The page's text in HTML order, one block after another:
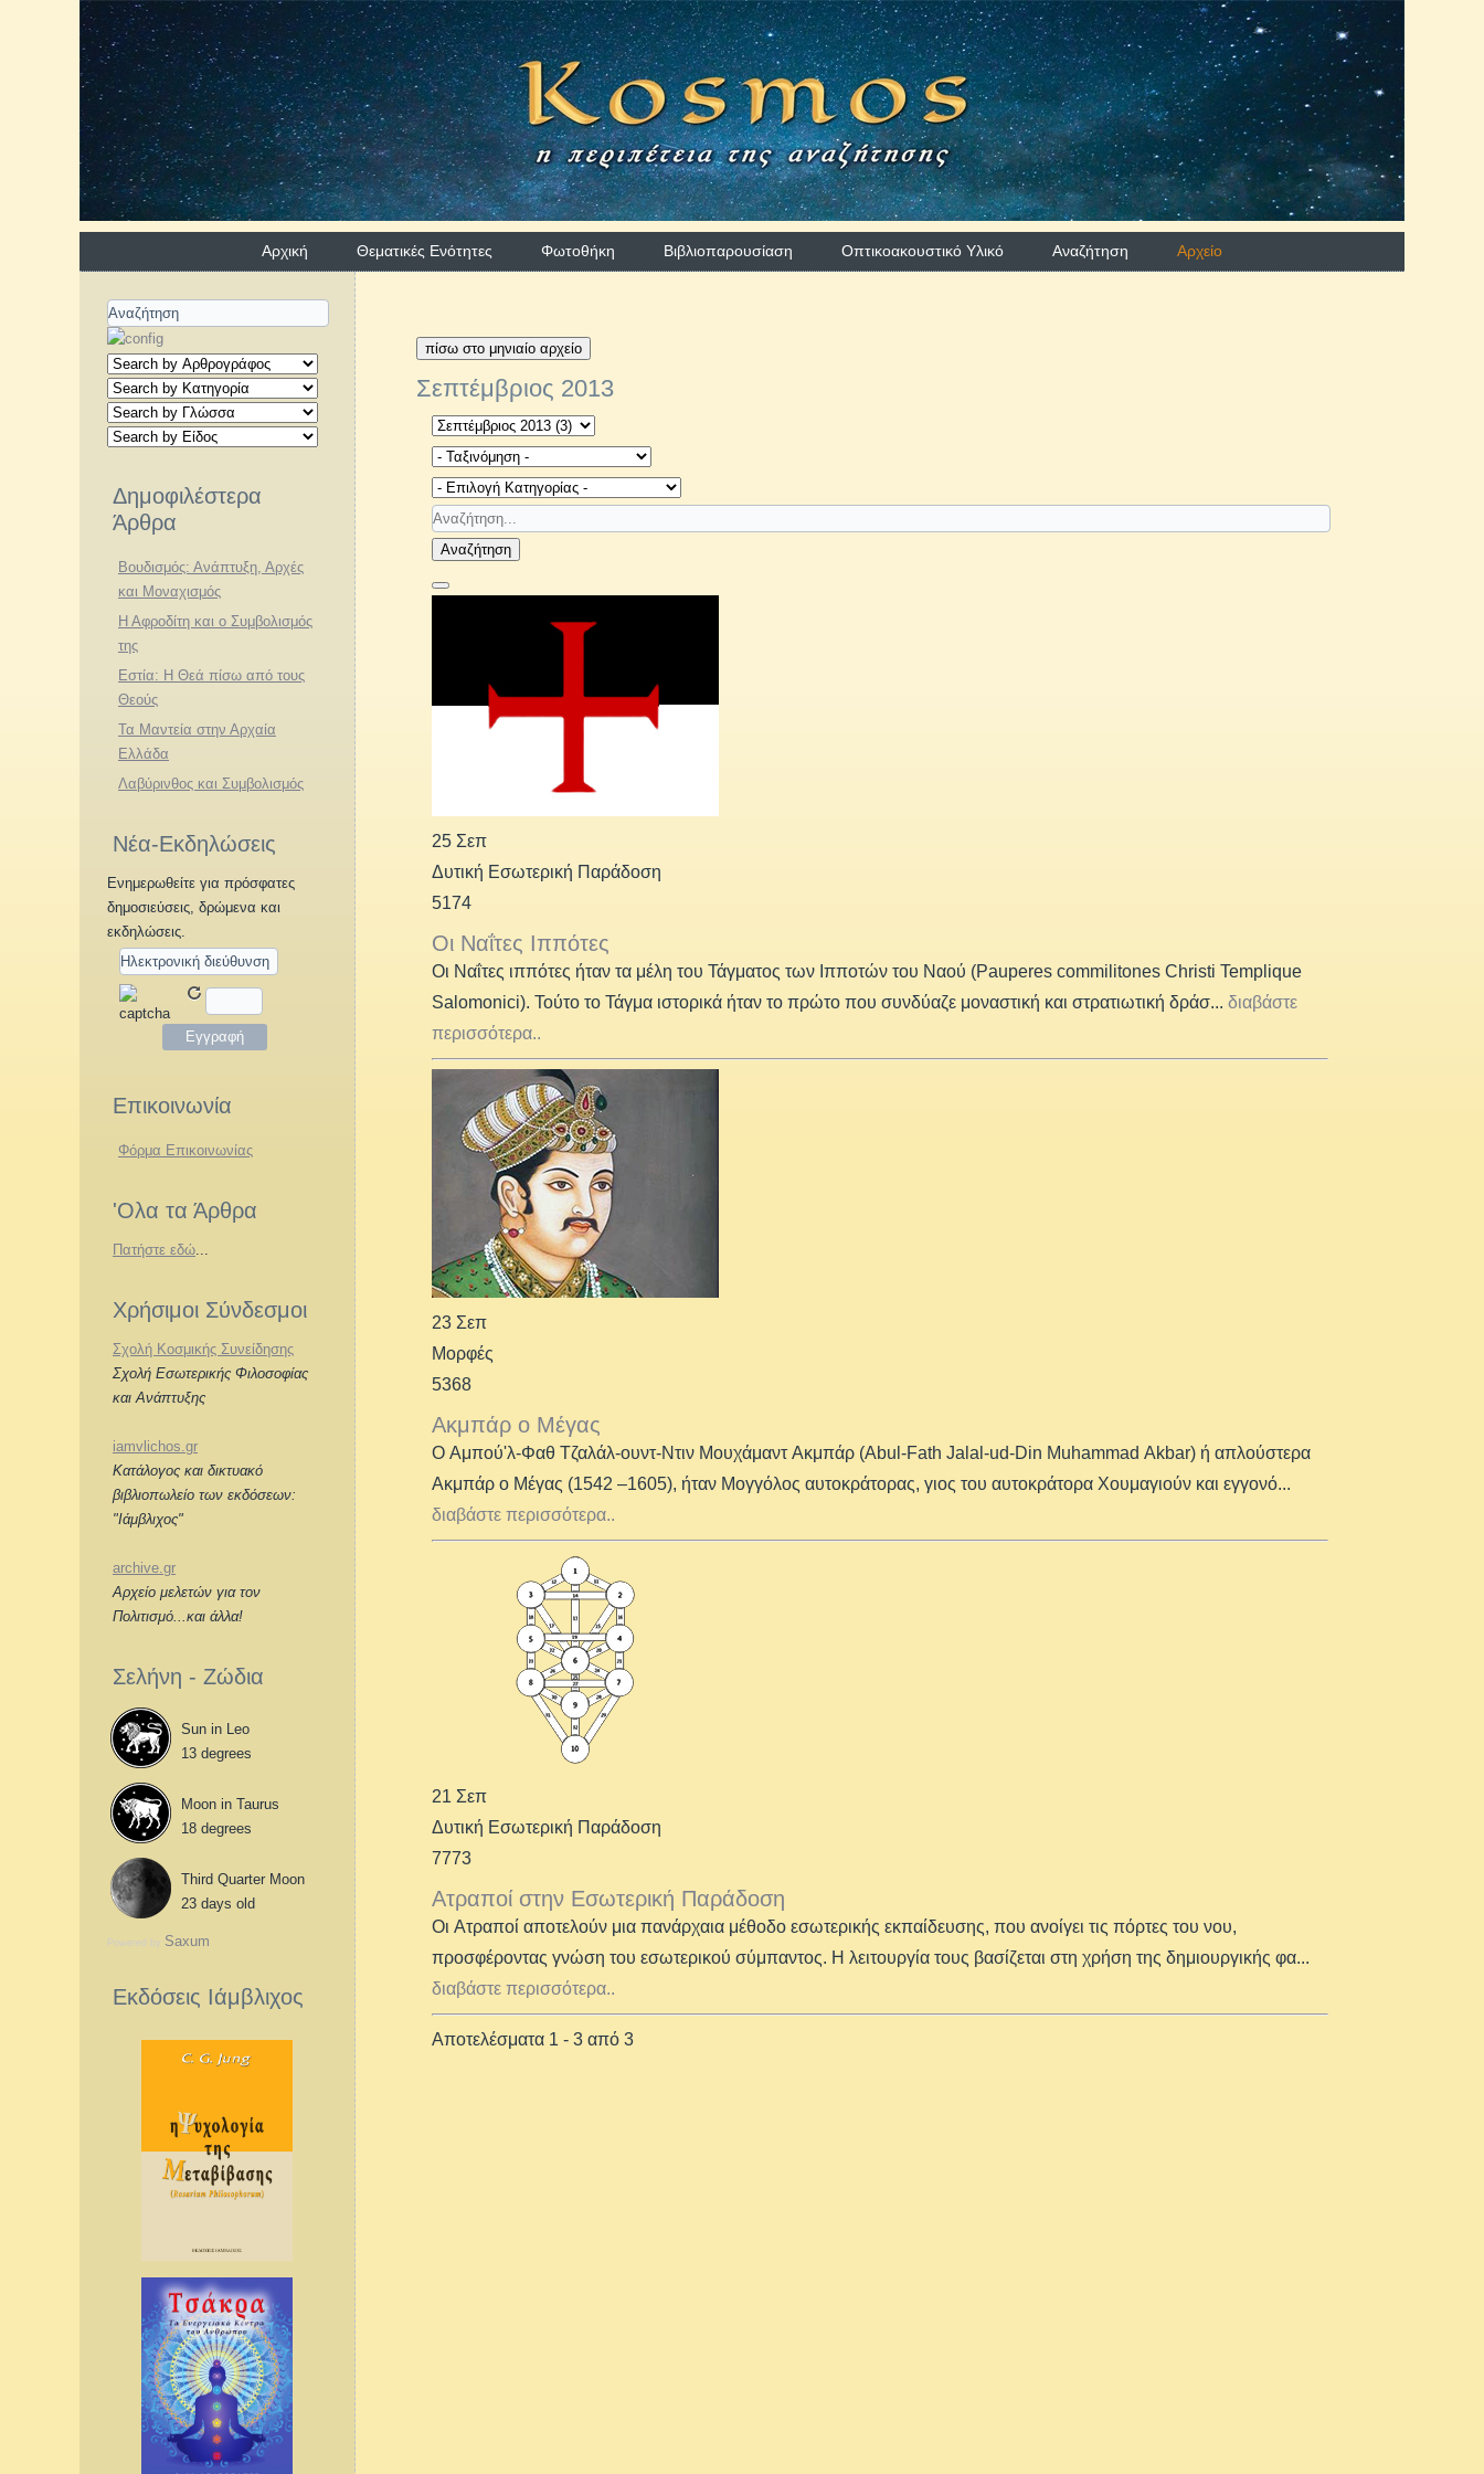
Αρχική Θεματικές Ενότητες Φωτοθήκη Βιβλιοπαρουσίαση Οπτικοακουστικό Υλικό Αναζήτηση Aρχείο
Δημοφιλέστερα
Άρθρα
Βουδισμός: Ανάπτυξη, Αρχές
και Μοναχισμός
Η Αφροδίτη και ο Συμβολισμός
της
Εστία: Η Θεά πίσω από τους
Θεούς
Τα Μαντεία στην Αρχαία
Ελλάδα
Λαβύρινθος και Συμβολισμός
Νέα-Εκδηλώσεις
Ενημερωθείτε για πρόσφατες
δημοσιεύσεις, δρώμενα και
εκδηλώσεις.
Επικοινωνία
Φόρμα Επικοινωνίας
'Ολα τα Άρθρα
Πατήστε εδώ...
Χρήσιμοι Σύνδεσμοι
Σχολή Κοσμικής Συνείδησης
Σχολή Εσωτερικής Φιλοσοφίας
και Ανάπτυξης
iamvlichos.gr
Κατάλογος και δικτυακό
βιβλιοπωλείο των εκδόσεων:
"Ιάμβλιχος"
archive.gr
Αρχείο μελετών για τον
Πολιτισμό...και άλλα!
Σελήνη - Ζώδια
Sun in Leo
13 degrees
Moon in Taurus
18 degrees
Third Quarter Moon
23 days old
Powered by Saxum
Εκδόσεις Ιάμβλιχος
πίσω στο μηνιαίο αρχείο
Σεπτέμβριος 2013
Αναζήτηση
25 Σεπ
Δυτική Εσωτερική Παράδοση
5174
Οι Ναΐτες Ιππότες
Οι Ναΐτες ιππότες ήταν τα μέλη του Τάγματος των Ιπποτών του Ναού (Pauperes commilitones Christi Templique
Salomonici). Τούτο το Τάγμα ιστορικά ήταν το πρώτο που συνδύαζε μοναστική και στρατιωτική δράσ... διαβάστε
περισσότερα..
23 Σεπ
Μορφές
5368
Ακμπάρ ο Μέγας
Ο Αμπού'λ-Φαθ Τζαλάλ-ουντ-Ντιν Μουχάμαντ Ακμπάρ (Abul-Fath Jalal-ud-Din Muhammad Akbar) ή απλούστερα
Ακμπάρ ο Μέγας (1542 –1605), ήταν Μογγόλος αυτοκράτορας, γιος του αυτοκράτορα Χουμαγιούν και εγγονό...
διαβάστε περισσότερα..
21 Σεπ
Δυτική Εσωτερική Παράδοση
7773
Ατραποί στην Εσωτερική Παράδοση
Οι Ατραποί αποτελούν μια πανάρχαια μέθοδο εσωτερικής εκπαίδευσης, που ανοίγει τις πόρτες του νου,
προσφέροντας γνώση του εσωτερικού σύμπαντος. Η λειτουργία τους βασίζεται στη χρήση της δημιουργικής φα...
διαβάστε περισσότερα..
Αποτελέσματα 1 - 3 από 3